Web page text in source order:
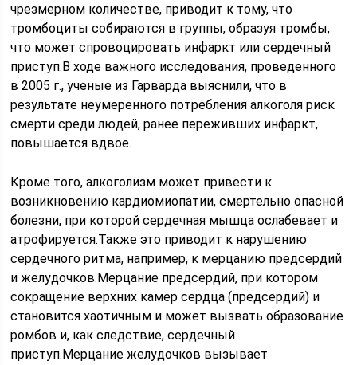
чрезмерном количестве, приводит к тому, что
тромбоциты собираются в группы, образуя тромбы,
что может спровоцировать инфаркт или сердечный
приступ.В ходе важного исследования, проведенного
в 2005 г., ученые из Гарварда выяснили, что в
результате неумеренного потребления алкоголя риск
смерти среди людей, ранее переживших инфаркт,
повышается вдвое.
Кроме того, алкоголизм может привести к
возникновению кардиомиопатии, смертельно опасной
болезни, при которой сердечная мышца ослабевает и
атрофируется.Также это приводит к нарушению
сердечного ритма, например, к мерцанию предсердий
и желудочков.Мерцание предсердий, при котором
сокращение верхних камер сердца (предсердий) и
становится хаотичным и может вызвать образование
ромбов и, как следствие, сердечный
приступ.Мерцание желудочков вызывает